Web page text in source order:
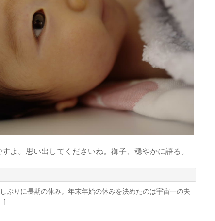
よ。思い出してくださいね。御子、穏やかに語る。
ぶりに長期の休み。年末年始の休みを決めたのは宇宙一の夫